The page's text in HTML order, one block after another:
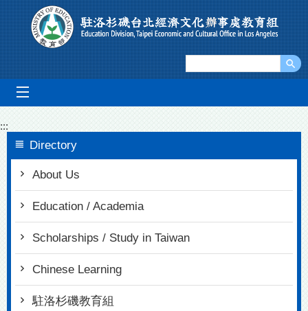
Go To Content
:::
Directory
About Us
Education / Academia
Scholarships / Study in Taiwan
Chinese Learning
駐洛杉磯教育組